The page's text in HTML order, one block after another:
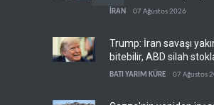
etti
İRAN 07 Ağustos 2026
Trump: İran savaşı
bitebilir, ABD silah
zorlanıyor
BATI YARIM KÜRE 07 Ağustos